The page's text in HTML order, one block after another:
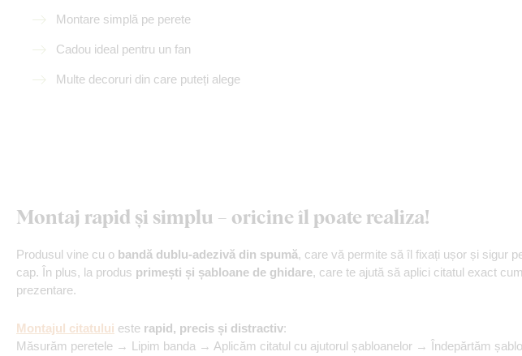
Montare simplă pe perete
Cadou ideal pentru un fan
Multe decoruri din care puteți alege
Montaj rapid și simplu – oricine îl poate realiza!
Produsul vine cu o bandă dublu-adezivă din spumă, care vă permite să îl fixați ușor și sigur
cap. În plus, la produs primești și șabloane de ghidare, care te ajută să aplici citatul exact
prezentare.
Montajul citatului este rapid, precis și distractiv:
Măsurăm peretele → Lipim banda → Aplicăm citatul cu ajutorul șabloanelor → Îndepărtăm